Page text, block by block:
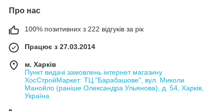
Про нас
100% позитивних з 222 відгуків за рік
Працює з 27.03.2014
м. Харків
Пункт видачі замовлень інтернет магазину
ХосСтройМаркет: ТЦ "Барабашове", вул. Миколи
Манойло (раніше Олександра Ульянова), д. 54, Харків,
Україна